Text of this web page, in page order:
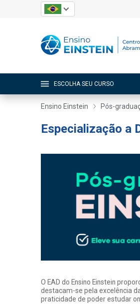
ESCOLHA SEU CURSO
Ensino Einstein Pós-
Especialização a
O EAD do Ensino Einstein
destacam-se pela excelência
praticidade de poder estudar